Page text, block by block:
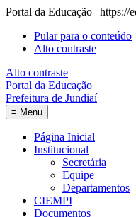
Portal da Educação | https://
Pular para o conteúdo
Alto contraste
Alto contraste
Portal da Educação
Prefeitura de Jundiaí
≡ Menu
Página Inicial
Institucional
Secretária
Equipe
Departamentos
CIEMPI
Documentos